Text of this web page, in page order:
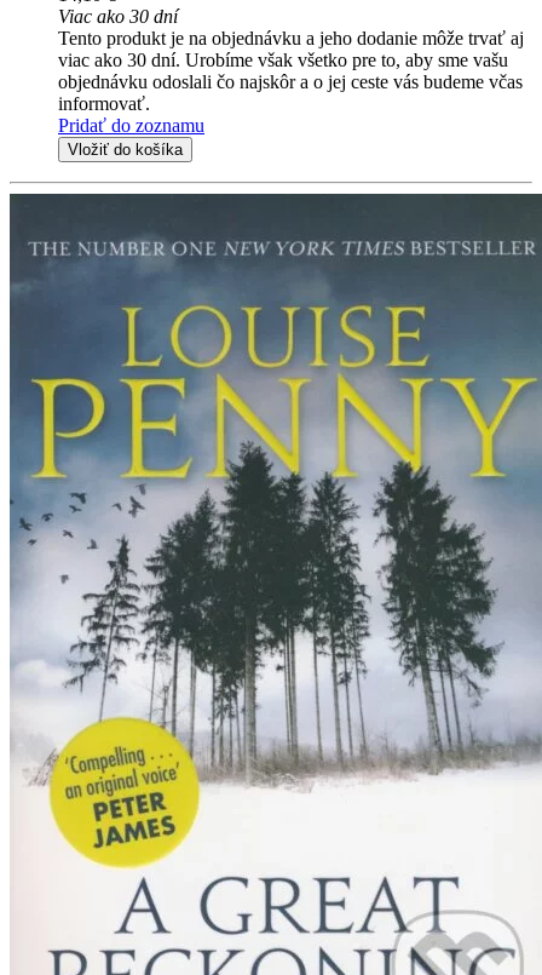
Viac ako 30 dní
Tento produkt je na objednávku a jeho dodanie môže trvať aj
viac ako 30 dní. Urobíme však všetko pre to, aby sme vašu
objednávku odoslali čo najskôr a o jej ceste vás budeme včas
informovať.
Pridať do zoznamu
Vložiť do košíka